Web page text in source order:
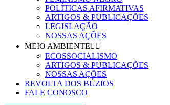
POLÍTICAS AFIRMATIVAS
ARTIGOS & PUBLICAÇÕES
LEGISLAÇÃO
NOSSAS AÇÕES
MEIO AMBIENTE
ECOSSOCIALISMO
ARTIGOS & PUBLICAÇÕES
NOSSAS AÇÕES
REVOLTA DOS BÚZIOS
FALE CONOSCO